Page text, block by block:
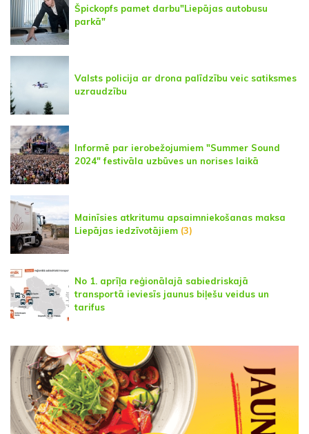
Špickopfs pamet darbu"Liepājas autobusu
parkā"
Valsts policija ar drona palīdzību veic satiksmes
uzraudzību
Informē par ierobežojumiem "Summer Sound
2024" festivāla uzbūves un norises laikā
Mainīsies atkritumu apsaimniekošanas maksa
Liepājas iedzīvotājiem (3)
No 1. aprīļa reģionālajā sabiedriskajā
transportā ieviesīs jaunus biļešu veidus un
tarifus